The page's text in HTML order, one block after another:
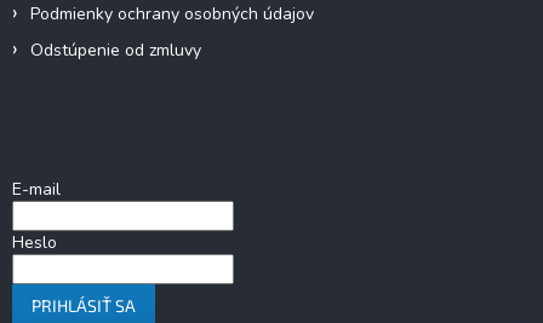
Podmienky ochrany osobných údajov
Odstúpenie od zmluvy
E-mail
Heslo
PRIHLÁSIŤ SA